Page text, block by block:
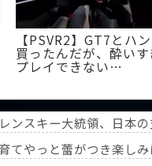
【PSVR2】GT7とハ
買ったんだが、酔いす
プレイできない…
トーリーで番組制作
ンスキー大統領、日本
育てやっと蕾がつき楽し